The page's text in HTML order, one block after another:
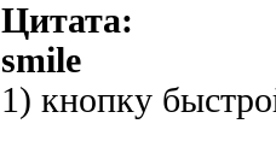
Цитата:
smile
1) кнопку